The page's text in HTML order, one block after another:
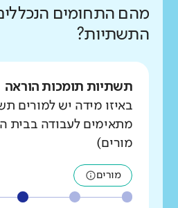
מהם התחומים
התשתיות?
תשתיות תומכות הוראה
באיזו מידה יש למורים
מתאימים לעבודה בבית
מורים)
מורים